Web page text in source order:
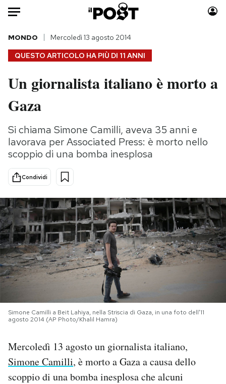
Auto
HOME
Italia
Politica
Tecnologia
Internet
Scienza
Cultura
Economia
Sport
Moda
Storie/Idee
Ok Boomer!
Media
Mondiali calcio 2026
PODCAST
NEWSLETTER
I MIEI PREFERITI
SHOP
CALENDARIO
QUESTO ARTICOLO HA PIÙ DI 11 ANNI
MONDO Mercoledì 13 agosto 2014
Un giornalista italiano è morto a
Gaza
Si chiama Simone Camilli, aveva 35 anni e
lavorava per Associated Press: è morto nello
scoppio di una bomba inesplosa
Condividi
Simone Camilli a Beit Lahiya, nella Striscia di Gaza, in una foto dell'11
agosto 2014 (AP Photo/Khalil Hamra)
Mercoledì 13 agosto un giornalista italiano,
Simone Camilli, è morto a Gaza a causa dello
scoppio di una bomba inesplosa che alcuni